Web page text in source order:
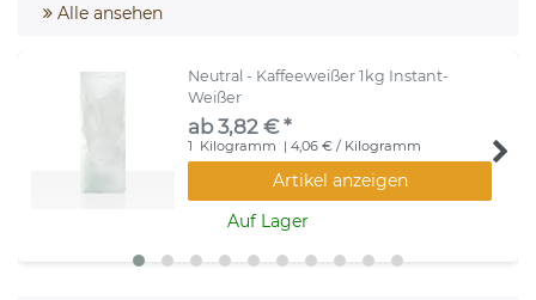
Alle ansehen
Neutral - Kaffeeweißer 1kg Instant-
Weißer
ab 3,82 € *
1 Kilogramm | 4,06 € / Kilogramm
Artikel anzeigen
Auf Lager